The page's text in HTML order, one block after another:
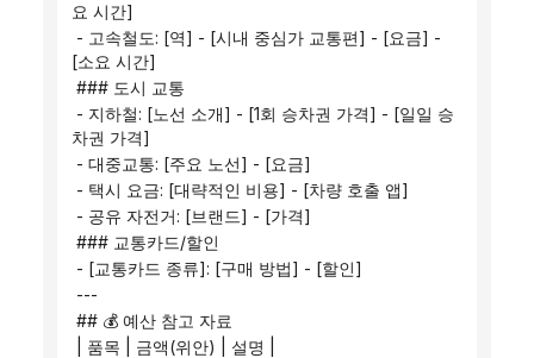
요 시간]
[소요 시간]
### 도시 교통
차권 가격]
- 대중교통: [주요 노선] - [요금]
- 택시 요금: [대략적인 비용] - [차량 호출 앱]
- 공유 자전거: [브랜드] - [가격]
### 교통카드/할인
- [교통카드 종류]: [구매 방법] - [할인]
---
## 💰 예산 참고 자료
| 품목 | 금액(위안) | 설명 |